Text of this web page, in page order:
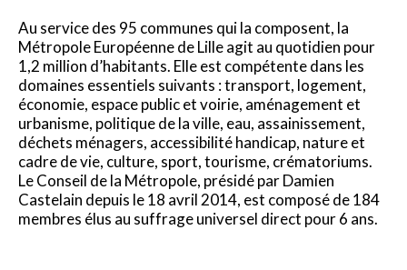
Au service des 95 communes qui la composent, la
Métropole Européenne de Lille agit au quotidien pour
1,2 million d’habitants. Elle est compétente dans les
domaines essentiels suivants : transport, logement,
économie, espace public et voirie, aménagement et
urbanisme, politique de la ville, eau, assainissement,
déchets ménagers, accessibilité handicap, nature et
cadre de vie, culture, sport, tourisme, crématoriums.
Le Conseil de la Métropole, présidé par Damien
Castelain depuis le 18 avril 2014, est composé de 184
membres élus au suffrage universel direct pour 6 ans.